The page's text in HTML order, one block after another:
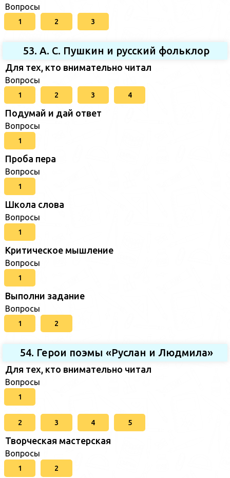
Вопросы
1 2 3
53. А. С. Пушкин и русский фольклор
Для тех, кто внимательно читал
Вопросы
1 2 3 4
Подумай и дай ответ
Вопросы
1
Проба пера
Вопросы
1
Школа слова
Вопросы
1
Критическое мышление
Вопросы
1
Выполни задание
Вопросы
1 2
54. Герои поэмы «Руслан и Людмила»
Для тех, кто внимательно читал
Вопросы
1
2 3 4 5
Творческая мастерская
Вопросы
1 2